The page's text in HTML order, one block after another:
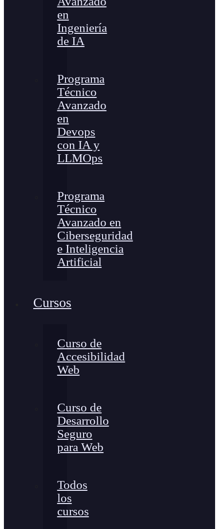
en
Ingeniería
de IA
Programa
Técnico
Avanzado
en
Devops
con IA y
LLMOps
Programa
Técnico
Avanzado en
Ciberseguridad
e Inteligencia
Artificial
Cursos
Curso de
Accesibilidad
Web
Curso de
Desarrollo
Seguro
para Web
Todos
los
cursos